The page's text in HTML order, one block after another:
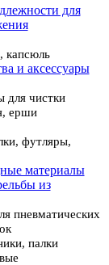
для
капсюль
и аксессуары
для чистки
ерши
футляры,
материалы
из
пневматических
палки